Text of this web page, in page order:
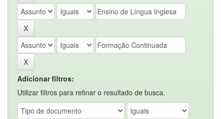
Adicionar filtros:
Utilizar filtros para refinar o resultado de busca.